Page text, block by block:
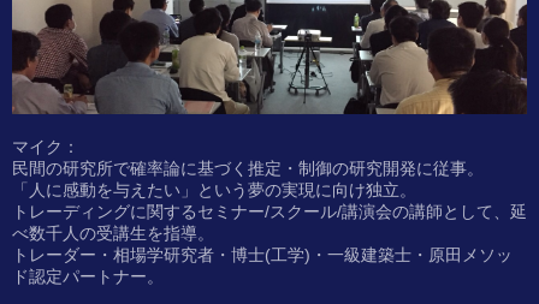
マイク：
民間の研究所で確率論に基づく推定・制御の研究開発に従事。
「人に感動を与えたい」という夢の実現に向け独立。
トレーディングに関するセミナー/スクール/講演会の講師として、延
べ数千人の受講生を指導。
トレーダー・相場学研究者・博士(工学)・一級建築士・原田メソッ
ド認定パートナー。